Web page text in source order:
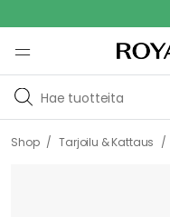
Shop / Tarjoilu & Kattaus /